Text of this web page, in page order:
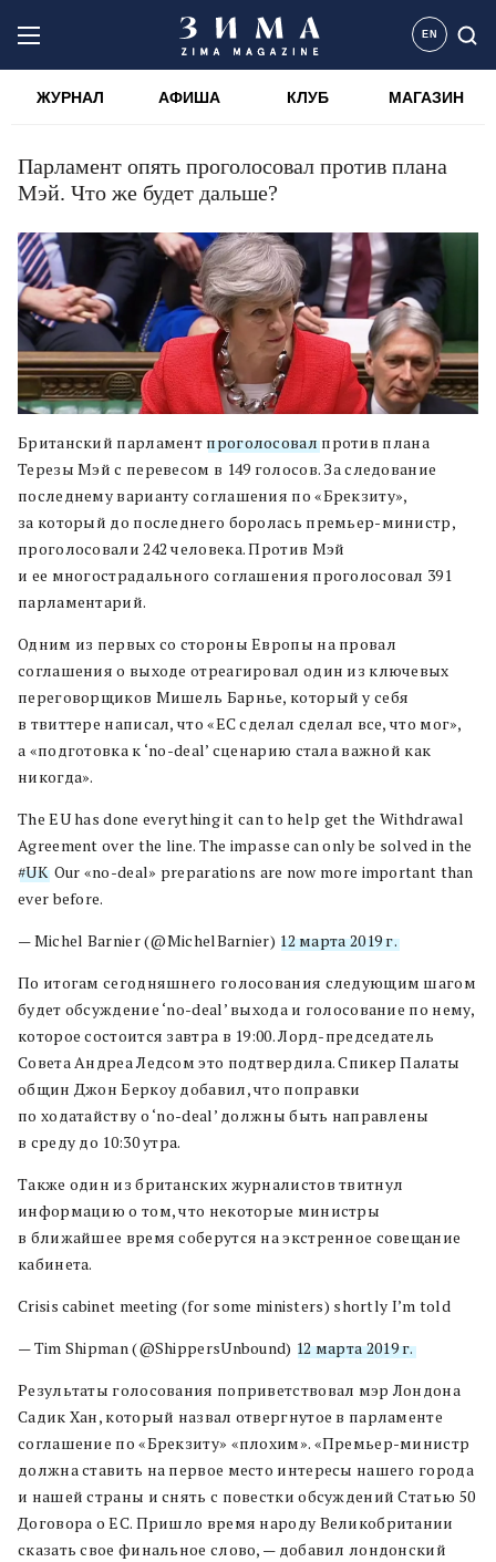
EN
ЖУРНАЛ АФИША КЛУБ МАГАЗИН
Парламент опять проголосовал против плана
Мэй. Что же будет дальше?
Британский парламент проголосовалпротив плана
Терезы Мэй с перевесом в 149 голосов. За следование
последнему варианту соглашения по «Брекзиту»,
за который до последнего боролась премьер-министр,
проголосовали 242 человека. Против Мэй
и ее многострадального соглашения проголосовал 391
парламентарий.
Одним из первых со стороны Европы на провал
соглашения о выходе отреагировал один из ключевых
переговорщиков Мишель Барнье, который у себя
в твиттере написал, что «ЕС сделал сделал все, что мог»,
а «подготовка к ‘no-deal’ сценарию стала важной как
никогда».
The EU has done everything it can to help get the Withdrawal
Agreement over the line. The impasse can only be solved in the
#UK. Our «no-deal» preparations are now more important than
ever before.
— Michel Barnier (@MichelBarnier) 12 марта 2019 г.
По итогам сегодняшнего голосования следующим шагом
будет обсуждение ‘no-deal’ выхода и голосование по нему,
которое состоится завтра в 19:00. Лорд-председатель
Совета Андреа Ледсом это подтвердила. Спикер Палаты
общин Джон Беркоу добавил, что поправки
по ходатайству о ‘no-deal’ должны быть направлены
в среду до 10:30 утра.
Также один из британских журналистов твитнул
информацию о том, что некоторые министры
в ближайшее время соберутся на экстренное совещание
кабинета.
Crisis cabinet meeting (for some ministers) shortly I’m told
— Tim Shipman (@ShippersUnbound) 12 марта 2019 г.
Результаты голосования поприветствовал мэр Лондона
Садик Хан, который назвал отвергнутое в парламенте
соглашение по «Брекзиту» «плохим». «Премьер-министр
должна ставить на первое место интересы нашего города
и нашей страны и снять с повестки обсуждений Статью 50
Договора о ЕС. Пришло время народу Великобритании
сказать свое финальное слово, — добавил лондонский